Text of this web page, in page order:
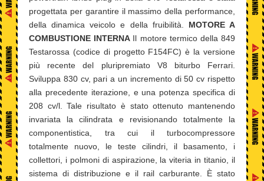
progettata per garantire il massimo della performance,
della dinamica veicolo e della fruibilità.
MOTORE A
COMBUSTIONE INTERNA Il motore termico della 849
Testarossa (codice di progetto F154FC) è la versione
più recente del pluripremiato V8 biturbo Ferrari.
Sviluppa 830 cv, pari a un incremento di 50 cv rispetto
alla precedente iterazione, e una potenza specifica di
208 cv/l. Tale risultato è stato ottenuto mantenendo
invariata la cilindrata e revisionando totalmente la
componentistica, tra cui il turbocompressore
totalmente nuovo, le teste cilindri, il basamento, i
collettori, i polmoni di aspirazione, la viteria in titanio, il
sistema di distribuzione e il rail carburante. È stato